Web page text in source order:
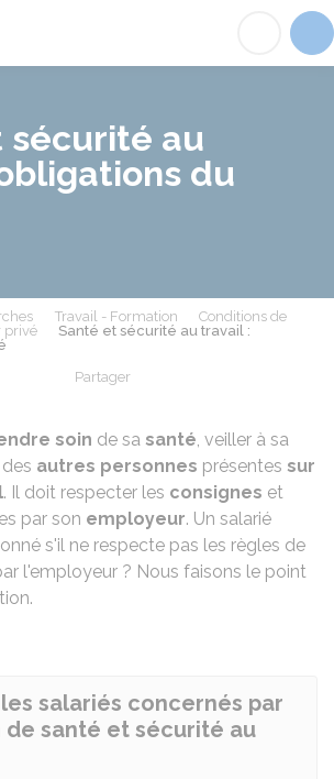
sécurité au
du
Travail - Formation
Conditions de
privé
Santé et sécurité au travail :
Partager
soin de sa santé, veiller à sa
autres personnes présentes sur
. Il doit respecter les consignes et
par son employeur. Un salarié
s'il ne respecte pas les règles de
l'employeur ? Nous faisons le point
salariés concernés par
santé et sécurité au